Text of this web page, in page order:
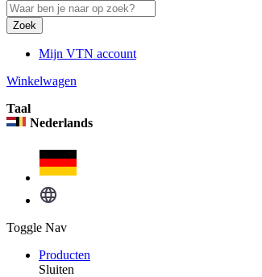
Zoek
Mijn VTN account
Winkelwagen
Taal
Nederlands
Toggle Nav
Producten
Sluiten